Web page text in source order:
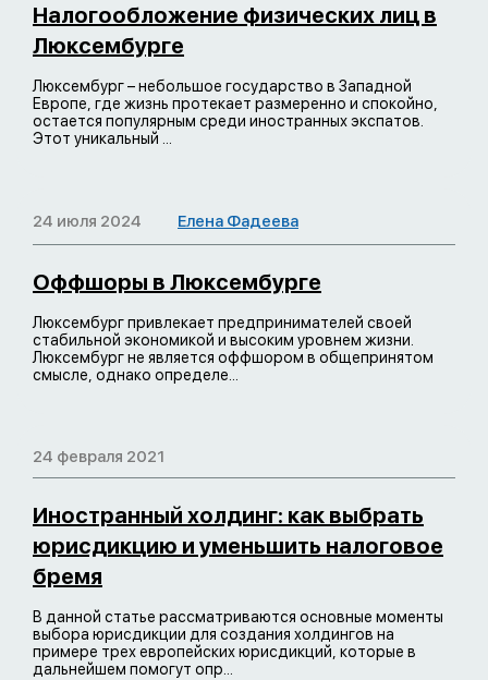
Налогообложение физических лиц в
Люксембурге
Люксембург – небольшое государство в Западной
Европе, где жизнь протекает размеренно и спокойно,
остается популярным среди иностранных экспатов.
Этот уникальный ...
24 июля 2024 Елена Фадеева
Оффшоры в Люксембурге
Люксембург привлекает предпринимателей своей
стабильной экономикой и высоким уровнем жизни.
Люксембург не является оффшором в общепринятом
смысле, однако определе...
24 февраля 2021
Иностранный холдинг: как выбрать
юрисдикцию и уменьшить налоговое
бремя
В данной статье рассматриваются основные моменты
выбора юрисдикции для создания холдингов на
примере трех европейских юрисдикций, которые в
дальнейшем помогут опр...